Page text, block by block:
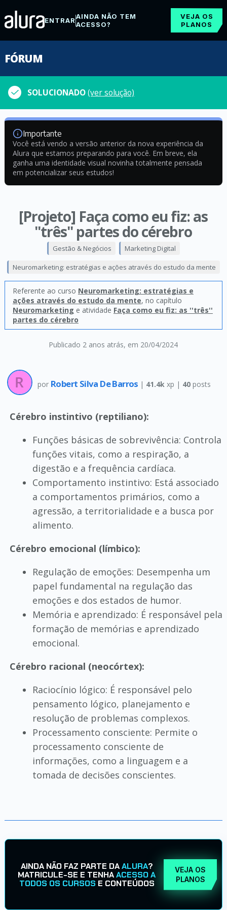
ENTRARAINDA NÃO TEM
ACESSO?
VEJA OS
PLANOS
FÓRUM
SOLUCIONADO(ver solução)
Importante
Você está vendo a versão anterior da nova experiência da
Alura que estamos preparando para você. Em breve, ela
ganha uma identidade visual novinha totalmente pensada
em potencializar seus estudos!
[Projeto] Faça como eu fiz: as
''três'' partes do cérebro
Publicado 2 anos atrás, em 20/04/2024
Gestão & Negócios Marketing Digital
Neuromarketing: estratégias e ações através do estudo da mente
Referente ao curso Neuromarketing: estratégias e
ações através do estudo da mente, no capítulo
Neuromarketing e atividade Faça como eu fiz: as ''três''
partes do cérebro
por Robert Silva De Barros | 41.4k xp | 40 posts
Cérebro instintivo (reptiliano):
Funções básicas de sobrevivência: Controla
funções vitais, como a respiração, a
digestão e a frequência cardíaca.
Comportamento instintivo: Está associado
a comportamentos primários, como a
agressão, a territorialidade e a busca por
alimento.
Cérebro emocional (límbico):
Regulação de emoções: Desempenha um
papel fundamental na regulação das
emoções e dos estados de humor.
Memória e aprendizado: É responsável pela
formação de memórias e aprendizado
emocional.
Cérebro racional (neocórtex):
Raciocínio lógico: É responsável pelo
pensamento lógico, planejamento e
resolução de problemas complexos.
Processamento consciente: Permite o
processamento consciente de
informações, como a linguagem e a
tomada de decisões conscientes.
AINDA NÃO FAZ PARTE DAALURA?
MATRICULE-SE E TENHAACESSO A
TODOS OS CURSOS E CONTEÚDOS
VEJA OS
PLANOS